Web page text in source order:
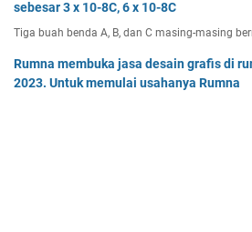
sebesar 3 x 10-8C, 6 x 10-8C
Tiga buah benda A, B, dan C masing-masing
Rumna membuka jasa desain grafis di
2023. Untuk memulai usahanya Rumna